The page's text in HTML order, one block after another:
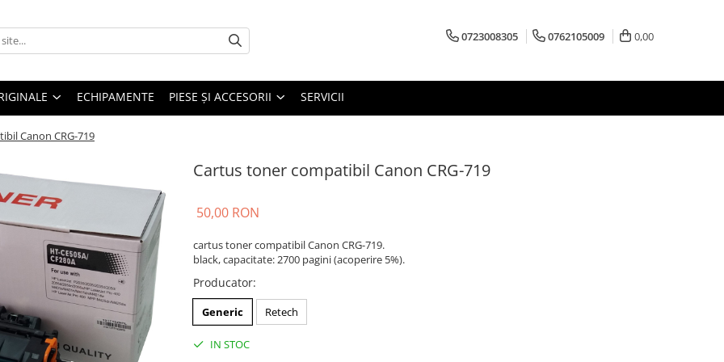
0723008305 0762105009 0,00
ECHIPAMENTE PIESE ŞI ACCESORII SERVICII
Canon CRG-719
Cartus toner compatibil Canon CRG-719
50,00 RON
cartus toner compatibil Canon CRG-719.
black, capacitate: 2700 pagini (acoperire 5%).
Producator:
Generic Retech
IN STOC